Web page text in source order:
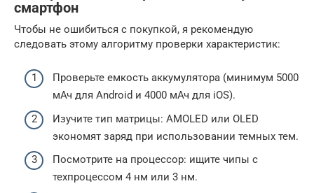
смартфон
Чтобы не ошибиться с покупкой, я рекомендую
следовать этому алгоритму проверки характеристик:
Проверьте емкость аккумулятора (минимум 5000
мАч для Android и 4000 мАч для iOS).
Изучите тип матрицы: AMOLED или OLED
экономят заряд при использовании темных тем.
Посмотрите на процессор: ищите чипы с
техпроцессом 4 нм или 3 нм.